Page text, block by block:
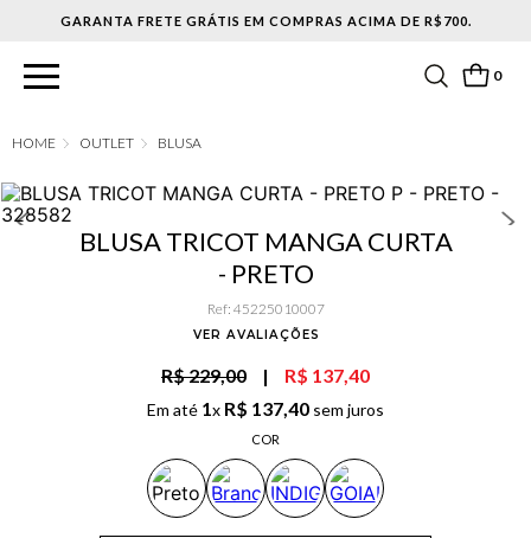
0
OUTLET BLUSA
BLUSA TRICOT MANGA CURTA
- PRETO
Ref: 45225010007
VER AVALIAÇÕES
R$ 229,00 | R$ 137,40
Em até 1x R$ 137,40 sem juros
COR